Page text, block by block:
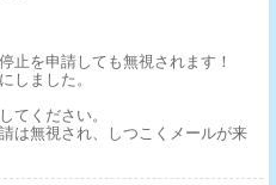
止を申請しても無視されます！
しました。
てください。
は無視され、しつこくメールが来